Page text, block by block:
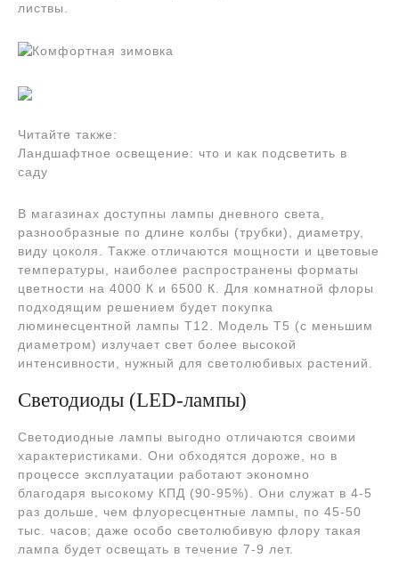
листвы.
Читайте также:
Ландшафтное освещение: что и как подсветить в
саду
В магазинах доступны лампы дневного света,
разнообразные по длине колбы (трубки), диаметру,
виду цоколя. Также отличаются мощности и цветовые
температуры, наиболее распространены форматы
цветности на 4000 К и 6500 К. Для комнатной флоры
подходящим решением будет покупка
люминесцентной лампы T12. Модель Т5 (с меньшим
диаметром) излучает свет более высокой
интенсивности, нужный для светолюбивых растений.
Светодиоды (LED-лампы)
Светодиодные лампы выгодно отличаются своими
характеристиками. Они обходятся дороже, но в
процессе эксплуатации работают экономно
благодаря высокому КПД (90-95%). Они служат в 4-5
раз дольше, чем флуоресцентные лампы, по 45-50
тыс. часов; даже особо светолюбивую флору такая
лампа будет освещать в течение 7-9 лет.